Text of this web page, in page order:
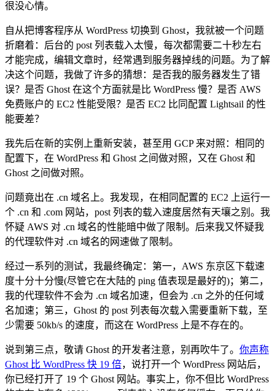
很没心情。
自从把博客程序从 WordPress 切换到 Ghost，我就被一个问题
折磨着：后台的 post 列表载入太慢，每次都需要二十秒左右
才能完成，编辑文章时，经常遇到服务器掉线的问题。为了解
决这个问题，我做了许多的猜想：是否我的服务器发生了错
误？是否 Ghost 在这个方面就是比 WordPress 慢？是否 AWS
免费账户的 EC2 性能受限？是否 EC2 比同配置 Lightsail 的性
能要差？
我先后在新的实例上重新安装，甚至用 GCP 来对照：相同的
配置下，在 WordPress 和 Ghost 之间做对照，又在 Ghost 和
Ghost 之间做对照。
问题竟出在 .cn 域名上。我发现，在相同配置的 EC2 上运行一
个 .cn 和 .com 网站，post 列表的载入速度居然有天壤之别。我
怀疑 AWS 对 .cn 域名的性能暗中做了限制。后来我又怀疑我
的代理软件对 .cn 域名的网速做了限制。
经过一系列的测试，我最终确定：第一，AWS 东京区下载速
度十分十分慢(尽管它在大陆的 ping 值表现是最好的)；第二，
我的代理软件不会为 .cn 域名加速，但会为 .cn 之外的任何域
名加速；第三，Ghost 的 post 列表每次载入需要重新下载，至
少需要 50kb/s 的速度，而这在 WordPress 上是不存在的。
说到第三点，敬请 Ghost 的开发者注意，别再吹牛了。 你声称
Ghost 比 WordPress 快 19 倍，说打开一个 WordPress 网站后，
你已经打开了 19 个 Ghost 网站。事实上，你不但比 WordPress